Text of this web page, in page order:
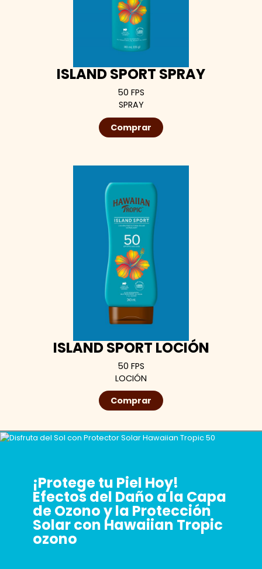
ISLAND SPORT SPRAY
50 FPS
SPRAY
Comprar
ISLAND SPORT LOCIÓN
50 FPS
LOCIÓN
Comprar
¡Protege tu Piel Hoy!
Efectos del Daño a la Capa
de Ozono y la Protección
Solar con Hawaiian Tropic
ozono